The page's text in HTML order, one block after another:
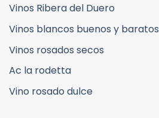
Vinos Ribera del Duero
Vinos blancos buenos y baratos
Vinos rosados secos
Ac la rodetta
Vino rosado dulce